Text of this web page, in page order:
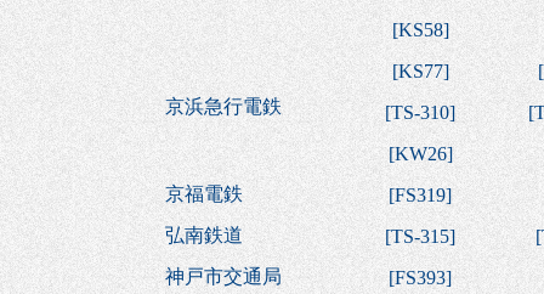
[KS58]
[KS77] [
京浜急行電鉄
[TS-310] [
[KW26]
京福電鉄
[FS319]
弘南鉄道
[TS-315] [
神戸市交通局
[FS393]